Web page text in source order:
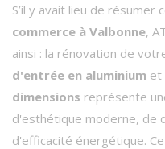
S’il y avait lieu de résumer
commerce à Valbonne,
ainsi : la rénovation de
d'entrée en aluminium et
dimensions représente
d'esthétique moderne, de
d'efficacité énergétique.